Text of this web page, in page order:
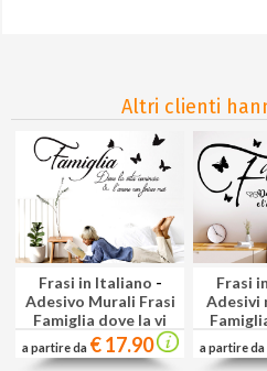
Altri clienti
Frasi in Italiano -
Adesivo Murali Frasi
Famiglia dove la vi
a partire da € 17.90
Frasi
Adesivi
a partire da